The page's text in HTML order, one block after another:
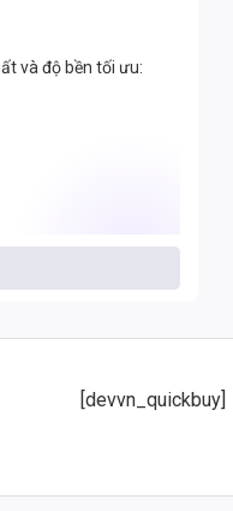
và độ bền tối ưu:
[devvn_quickbuy]